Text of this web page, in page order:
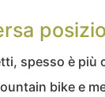
spesso è più
bike e